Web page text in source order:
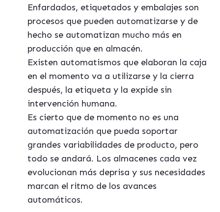
Enfardados, etiquetados y embalajes son
procesos que pueden automatizarse y de
hecho se automatizan mucho más en
producción que en almacén.
Existen automatismos que elaboran la caja
en el momento va a utilizarse y la cierra
después, la etiqueta y la expide sin
intervención humana.
Es cierto que de momento no es una
automatización que pueda soportar
grandes variabilidades de producto, pero
todo se andará. Los almacenes cada vez
evolucionan más deprisa y sus necesidades
marcan el ritmo de los avances
automáticos.